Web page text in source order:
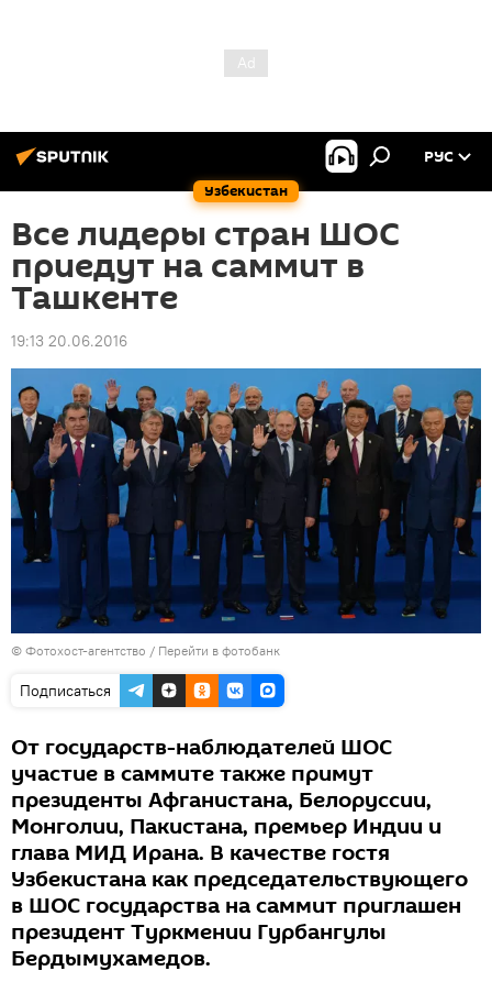
Узбекистан
РУС
Все лидеры стран ШОС
приедут на саммит в
Ташкенте
19:13 20.06.2016
© Фотохост-агентство / Перейти в фотобанк
Подписаться
От государств-наблюдателей ШОС
участие в саммите также примут
президенты Афганистана, Белоруссии,
Монголии, Пакистана, премьер Индии и
глава МИД Ирана. В качестве гостя
Узбекистана как председательствующего
в ШОС государства на саммит приглашен
президент Туркмении Гурбангулы
Бердымухамедов.